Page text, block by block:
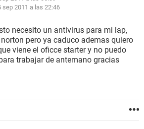
sep 2011 a las 22:46
necesito un antivirus para mi lap,
pero ya caduco ademas quiero
viene el oficce starter y no puedo
trabajar de antemano gracias